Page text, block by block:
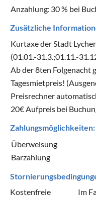
Anzahlung: 30 % bei
Zusätzliche
Kurtaxe der Stadt
(01.01.-31.3.;01.11.-
Ab der 8ten Folgenacht
Tagesmietpreis!
Preisrechner
20€ Aufpreis bei
Zahlungsmöglichkeiten:
Überweisung
Barzahlung
Kostenfreie
Im